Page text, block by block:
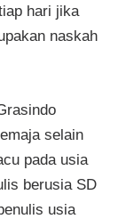
hari jika
naskah
selain
pada usia
berusia SD
usia